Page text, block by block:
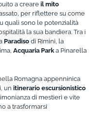
a creareil mito
per riflettere su come
quali sono le potenzialità
la sua bandiera. Tra i
Paradisodi Rimini, la
Acquaria Park a Pinarella
Romagna appenninica
unitinerario escursionistico
di mestieri e vite
a trasformarsi